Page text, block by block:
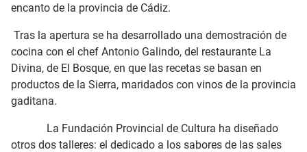
encanto de la provincia de Cádiz.
Tras la apertura se ha desarrollado una demostración de
cocina con el chef Antonio Galindo, del restaurante La
Divina, de El Bosque, en que las recetas se basan en
productos de la Sierra, maridados con vinos de la provincia
gaditana.
La Fundación Provincial de Cultura ha diseñado
otros dos talleres: el dedicado a los sabores de las sales